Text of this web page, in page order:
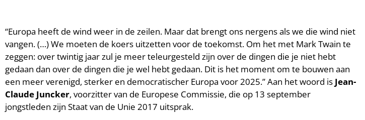
“Europa heeft de wind weer in de zeilen. Maar dat brengt ons nergens als we die wind niet
vangen. (…) We moeten de koers uitzetten voor de toekomst. Om het met Mark Twain te
zeggen: over twintig jaar zul je meer teleurgesteld zijn over de dingen die je niet hebt
gedaan dan over de dingen die je wel hebt gedaan. Dit is het moment om te bouwen aan
een meer verenigd, sterker en democratischer Europa voor 2025.” Aan het woord is Jean-
Claude Juncker, voorzitter van de Europese Commissie, die op 13 september
jongstleden zijn Staat van de Unie 2017 uitsprak.